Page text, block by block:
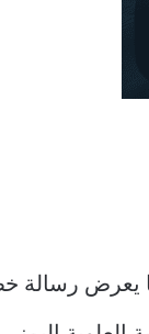
يعرض رسالة